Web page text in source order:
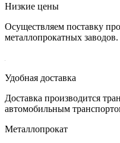
Низкие цены
Осуществляем поставку
металлопрокатных заводов.
Удобная доставка
Доставка производится
автомобильным
Металлопрокат